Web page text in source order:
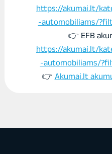
https://akumai.lt/
-automobiliams/
👉 EFB
https://akumai.lt/
-automobiliams/
👉 Akumai.lt